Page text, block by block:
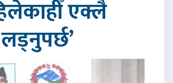
एक्लै
लड्नुपर्छ’